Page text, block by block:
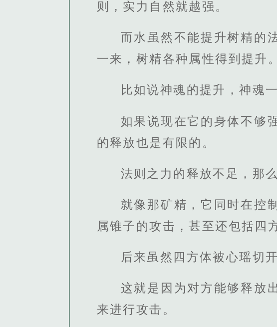
则，实力自然就越强。
而水虽然不能提升树精的
一来，树精各种属性得到提升。
比如说神魂的提升，神魂
如果说现在它的身体不够
的释放也是有限的。
法则之力的释放不足，那
就像那矿精，它同时在控
属锥子的攻击，甚至还包括四
后来虽然四方体被心瑶切
这就是因为对方能够释放
来进行攻击。